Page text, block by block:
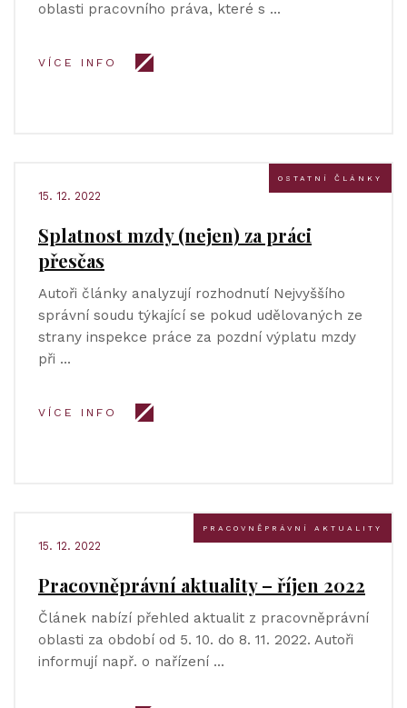
oblasti pracovního práva, které s …
VÍCE INFO
OSTATNÍ ČLÁNKY
15. 12. 2022
Splatnost mzdy (nejen) za práci
přesčas
Autoři články analyzují rozhodnutí Nejvyššího
správní soudu týkající se pokud udělovaných ze
strany inspekce práce za pozdní výplatu mzdy
při …
VÍCE INFO
PRACOVNĚPRÁVNÍ AKTUALITY
15. 12. 2022
Pracovněprávní aktuality – říjen 2022
Článek nabízí přehled aktualit z pracovněprávní
oblasti za období od 5. 10. do 8. 11. 2022. Autoři
informují např. o nařízení …